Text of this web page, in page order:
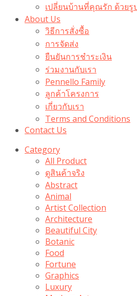
เปลี่ยนบ้านที่คุณรัก ด้วย
About Us
วิธีการสั่งซื้อ
การจัดส่ง
ยืนยันการชำระเงิน
ร่วมงานกับเรา
Pennello Family
ลูกค้าโครงการ
เกี่ยวกับเรา
Terms and Conditions
Contact Us
Category
All Product
ดูสินค้าจริง
Abstract
Animal
Artist Collection
Architecture
Beautiful City
Botanic
Food
Fortune
Graphics
Luxury